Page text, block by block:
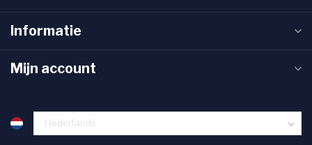
Informatie
Mijn account